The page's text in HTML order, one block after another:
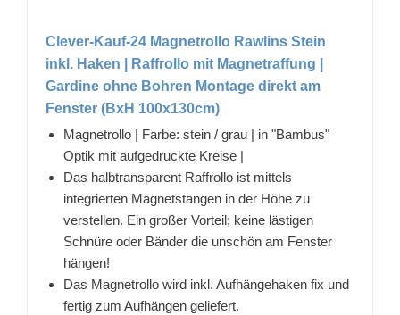
Clever-Kauf-24 Magnetrollo Rawlins Stein
inkl. Haken | Raffrollo mit Magnetraffung |
Gardine ohne Bohren Montage direkt am
Fenster (BxH 100x130cm)
Magnetrollo | Farbe: stein / grau | in "Bambus"
Optik mit aufgedruckte Kreise |
Das halbtransparent Raffrollo ist mittels
integrierten Magnetstangen in der Höhe zu
verstellen. Ein großer Vorteil; keine lästigen
Schnüre oder Bänder die unschön am Fenster
hängen!
Das Magnetrollo wird inkl. Aufhängehaken fix und
fertig zum Aufhängen geliefert.